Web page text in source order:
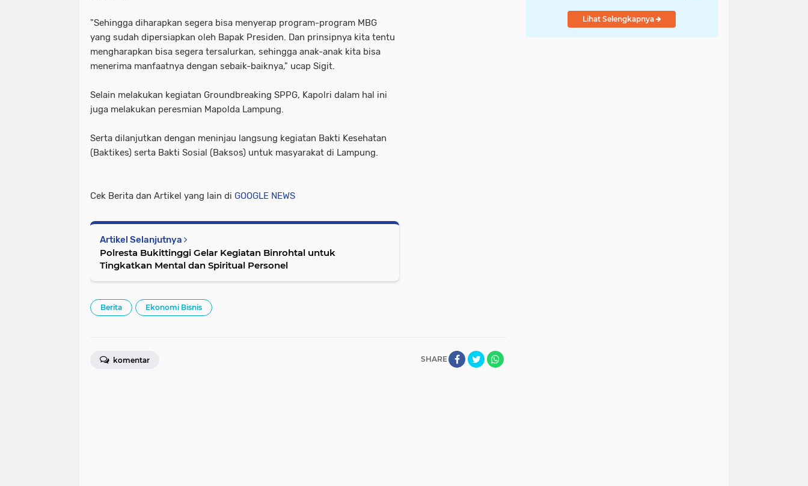
"Sehingga diharapkan segera bisa menyerap program-program MBG
yang sudah dipersiapkan oleh Bapak Presiden. Dan prinsipnya kita tentu
mengharapkan bisa segera tersalurkan, sehingga anak-anak kita bisa
menerima manfaatnya dengan sebaik-baiknya," ucap Sigit.
Selain melakukan kegiatan Groundbreaking SPPG, Kapolri dalam hal ini
juga melakukan peresmian Mapolda Lampung.
Serta dilanjutkan dengan meninjau langsung kegiatan Bakti Kesehatan
(Baktikes) serta Bakti Sosial (Baksos) untuk masyarakat di Lampung.
Cek Berita dan Artikel yang lain di GOOGLE NEWS
Artikel Selanjutnya
Polresta Bukittinggi Gelar Kegiatan Binrohtal untuk
Tingkatkan Mental dan Spiritual Personel
Berita Ekonomi Bisnis
SHARE
komentar
Lihat Selengkapnya